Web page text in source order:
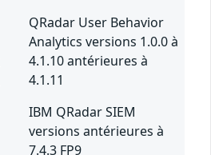
QRadar User Behavior
Analytics versions 1.0.0 à
4.1.10 antérieures à
4.1.11
IBM QRadar SIEM
versions antérieures à
7.4.3 FP9